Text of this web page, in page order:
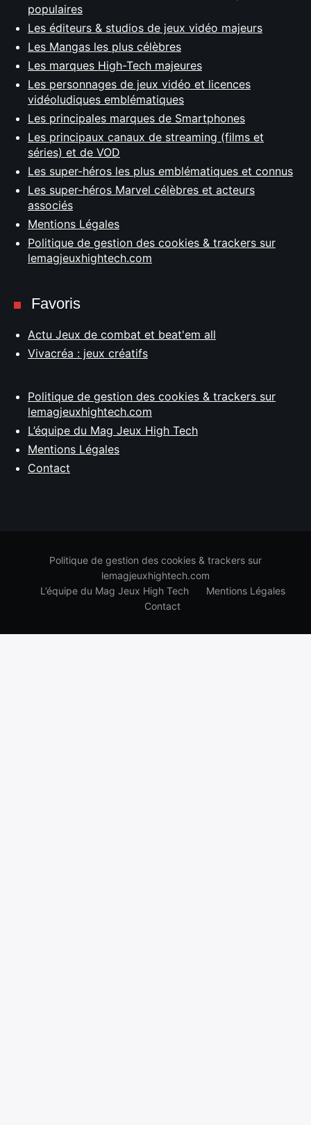
populaires
Les éditeurs & studios de jeux vidéo majeurs
Les Mangas les plus célèbres
Les marques High-Tech majeures
Les personnages de jeux vidéo et licences
vidéoludiques emblématiques
Les principales marques de Smartphones
Les principaux canaux de streaming (films et
séries) et de VOD
Les super-héros les plus emblématiques et connus
Les super-héros Marvel célèbres et acteurs
associés
Mentions Légales
Politique de gestion des cookies & trackers sur
lemagjeuxhightech.com
Favoris
Actu Jeux de combat et beat'em all
Vivacréa : jeux créatifs
Politique de gestion des cookies & trackers sur
lemagjeuxhightech.com
L’équipe du Mag Jeux High Tech
Mentions Légales
Contact
Politique de gestion des cookies & trackers sur
lemagjeuxhightech.com
L’équipe du Mag Jeux High Tech
Mentions Légales
Contact